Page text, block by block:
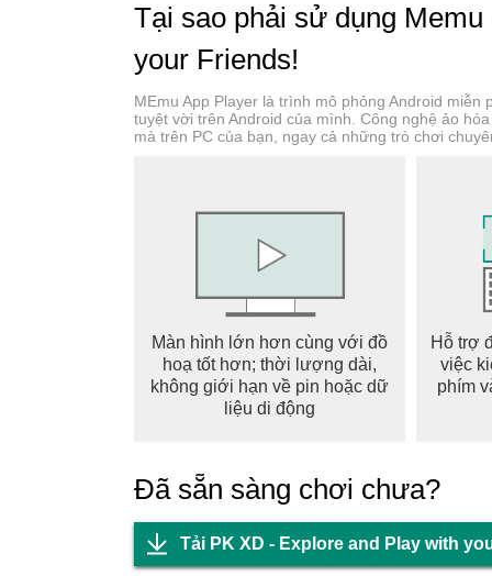
races and pizza deliveries, among others! In
you thought of something that doesn't exist
experience in PK XD Builder! Create mini-
Here, there are no limits to your creativity.
room, a playground, and many other
paintings, and much more. Besides that, you
cars, rollerblades, or motorcycles to keep in
HAVE YOUR OWN VIRTUAL PET IN THE
virtual creature? In the PK XD World, you
pet, the more it can evolve and transform
family and also have a virtual pet to take
SPECIAL EVENTS AND UPDATES Special
sure your avatar and your family celebrate
exclusive events with themed items within the
Tại sao phải sử dụng
your Friends!
MEmu App Player là trình mô phỏng Android
tuyệt vời trên Android của mình. Công nghệ ảo
mà trên PC của bạn, ngay cả những trò chơi
Màn hình lớn hơn cùng với đồ
hoạ tốt hơn; thời lượng dài,
không giới hạn về pin hoặc dữ
liệu di động
Hỗ trợ
việc
phím
Đã sẵn sàng chơi chưa?
Tải PK XD - Explore and Play with